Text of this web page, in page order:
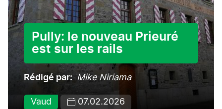
Pully: le nouveau Prieuré
est sur les rails
Rédigé par Mike Niriama
Vaud 07.02.2026